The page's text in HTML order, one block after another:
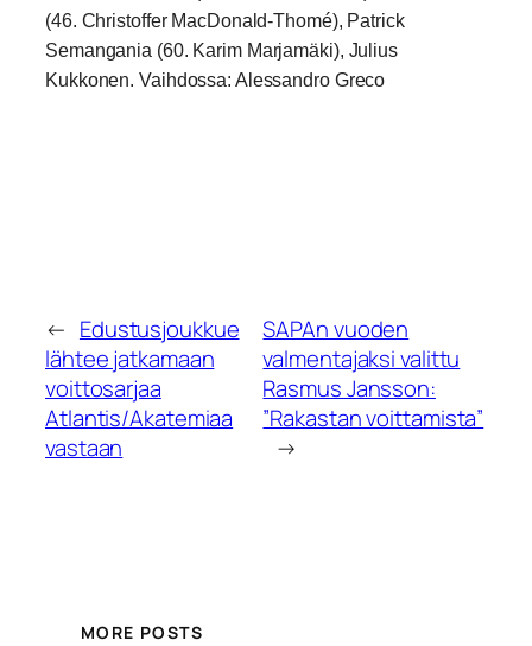
(46. Christoffer MacDonald-Thomé), Patrick
Semangania (60. Karim Marjamäki), Julius
Kukkonen. Vaihdossa: Alessandro Greco
← Edustusjoukkue
lähtee jatkamaan
voittosarjaa
Atlantis/Akatemiaa
vastaan
SAPAn vuoden
valmentajaksi valittu
Rasmus Jansson:
”Rakastan voittamista”
→
MORE POSTS